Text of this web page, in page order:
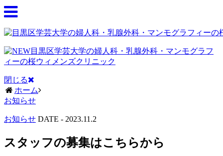
閉じる
ホーム
お知らせ
お知らせ DATE - 2023.11.2
スタッフの募集はこちらから